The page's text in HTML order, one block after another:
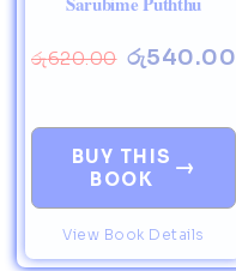
රු620.00 රු540.00
BUY THIS
BOOK
→
View Book Details